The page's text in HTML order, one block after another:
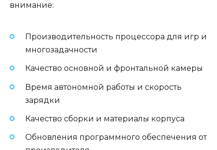
внимание:
Производительность процессора для игр и
многозадачности
Качество основной и фронтальной камеры
Время автономной работы и скорость
зарядки
Качество сборки и материалы корпуса
Обновления программного обеспечения от